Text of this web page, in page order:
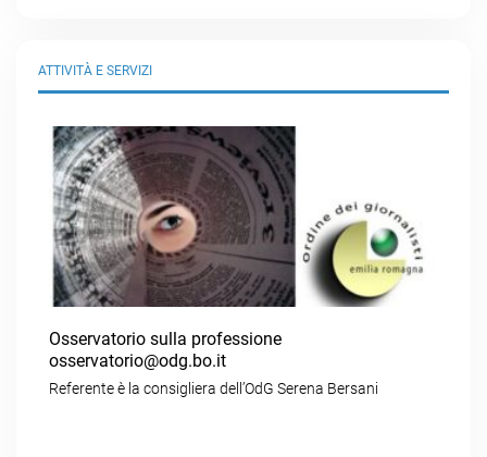
ATTIVITÀ E SERVIZI
Osservatorio sulla professione
osservatorio@odg.bo.it
Referente è la consigliera dell’OdG Serena Bersani